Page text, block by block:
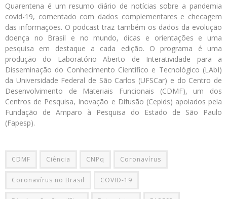
Quarentena é um resumo diário de notícias sobre a pandemia
covid-19, comentado com dados complementares e checagem
das informações. O podcast traz também os dados da evolução
doença no Brasil e no mundo, dicas e orientações e uma
pesquisa em destaque a cada edição. O programa é uma
produção do Laboratório Aberto de Interatividade para a
Disseminação do Conhecimento Científico e Tecnológico (LAbI)
da Universidade Federal de São Carlos (UFSCar) e do Centro de
Desenvolvimento de Materiais Funcionais (CDMF), um dos
Centros de Pesquisa, Inovação e Difusão (Cepids) apoiados pela
Fundação de Amparo à Pesquisa do Estado de São Paulo
(Fapesp).
CDMF Ciência CNPq Coronavírus
Coronavírus no Brasil COVID-19